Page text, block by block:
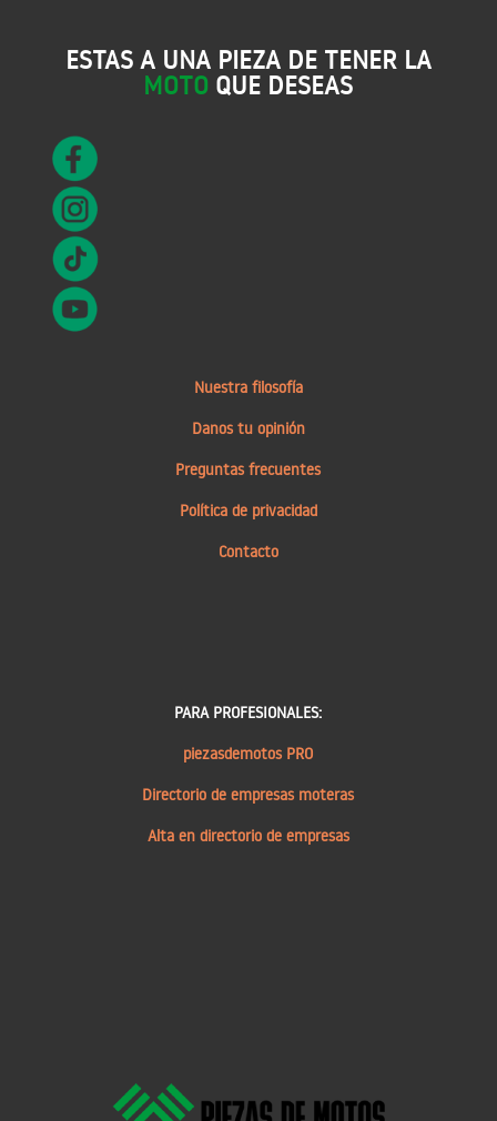
ESTAS A UNA PIEZA DE TENER LA
MOTO QUE DESEAS
Nuestra filosofía
Danos tu opinión
Preguntas frecuentes
Política de privacidad
Contacto
PARA PROFESIONALES:
piezasdemotos PRO
Directorio de empresas moteras
Alta en directorio de empresas